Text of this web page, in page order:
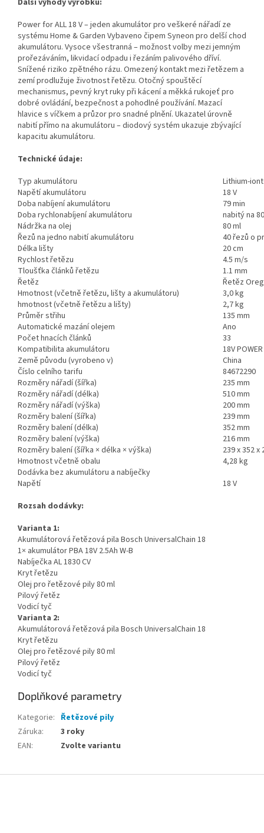
Další výhody výrobku:
Power for ALL 18 V – jeden akumulátor pro veškeré nářadí ze
systému Home & Garden Vybaveno čipem Syneon pro delší chod
akumulátoru. Vysoce všestranná – možnost volby mezi jemným
prořezáváním, likvidací odpadu i řezáním palivového dříví.
Snížené riziko zpětného rázu. Omezený kontakt mezi řetězem a
zemí prodlužuje životnost řetězu. Otočný spouštěcí
mechanismus, pevný kryt ruky při kácení a měkká rukojeť pro
dobré ovládání, bezpečnost a pohodlné používání. Mazací
hlavice s víčkem a průzor pro snadné plnění. Ukazatel úrovně
nabití přímo na akumulátoru – diodový systém ukazuje zbývající
kapacitu akumulátoru.
Technické údaje:
Typ akumulátoru
Lithium-
Napětí akumulátoru
18 V
Doba nabíjení akumulátoru
79 min
Doba rychlonabíjení akumulátoru
nabitý na
Nádržka na olej
80 ml
Řezů na jedno nabití akumulátoru
40 řezů o
Délka lišty
20 cm
Rychlost řetězu
4.5 m/s
Tloušťka článků řetězu
1.1 mm
Řetěz
Řetěz
Hmotnost (včetně řetězu, lišty a akumulátoru)
3,0 kg
hmotnost (včetně řetězu a lišty)
2,7 kg
Průměr střihu
135 mm
Automatické mazání olejem
Ano
Počet hnacích článků
33
Kompatibilita akumulátoru
18V
Země původu (vyrobeno v)
China
Číslo celního tarifu
84672290
Rozměry nářadí (šířka)
235 mm
Rozměry nářadí (délka)
510 mm
Rozměry nářadí (výška)
200 mm
Rozměry balení (šířka)
239 mm
Rozměry balení (délka)
352 mm
Rozměry balení (výška)
216 mm
Rozměry balení (šířka × délka × výška)
239 x 352 x
Hmotnost včetně obalu
4,28 kg
Dodávka bez akumulátoru a nabíječky
Napětí
18 V
Rozsah dodávky:
Varianta 1:
Akumulátorová řetězová pila Bosch UniversalChain 18
1× akumulátor PBA 18V 2.5Ah W-B
Nabíječka AL 1830 CV
Kryt řetězu
Olej pro řetězové pily 80 ml
Pilový řetěz
Vodicí tyč
Varianta 2:
Akumulátorová řetězová pila Bosch UniversalChain 18
Kryt řetězu
Olej pro řetězové pily 80 ml
Pilový řetěz
Vodicí tyč
Doplňkové parametry
Kategorie: Řetězové pily
Záruka:
3 roky
EAN: Zvolte variantu